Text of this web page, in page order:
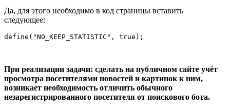
Да, для этого необходимо в код страницы вставить
следующее:
При реализации задачи: сделать на публичном сайте учёт
просмотра посетителями новостей и картинок к ним,
возникает необходимость отличить обычного
незарегистрированного посетителя от поискового бота.